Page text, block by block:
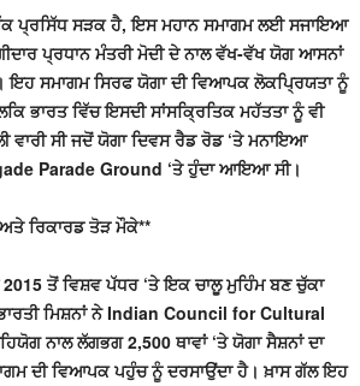
ਪ੍ਰਸਿੱਧ ਸੜਕ ਹੈ, ਇਸ ਮਹਾਨ ਸਮਾਗਮ ਲਈ ਸਜਾਇਆ
ਪ੍ਰਧਾਨ ਮੰਤਰੀ ਮੋਦੀ ਦੇ ਨਾਲ ਵੱਖ-ਵੱਖ ਯੋਗ ਆਸਨਾਂ
ਸਮਾਗਮ ਸਿਰਫ ਯੋਗਾ ਦੀ ਵਿਆਪਕ ਲੋਕਪ੍ਰਿਯਤਾ ਨੂੰ
ਭਾਰਤ ਵਿੱਚ ਇਸਦੀ ਸਾਂਸਕ੍ਰਿਤਿਕ ਮਹੱਤਤਾ ਨੂੰ ਵੀ
ਵਾਰੀ ਸੀ ਜਦੋਂ ਯੋਗਾ ਦਿਵਸ ਰੈਡ ਰੋਡ ‘ਤੇ ਮਨਾਇਆ
Parade Ground ‘ਤੇ ਹੁੰਦਾ ਆਇਆ ਸੀ।
ਅਤੇ ਰਿਕਾਰਡ ਤੋੜ ਮੌਕੇ**
ਤੋਂ ਵਿਸ਼ਵ ਪੱਧਰ ‘ਤੇ ਇਕ ਚਾਲੂ ਮੁਹਿੰਮ ਬਣ ਚੁੱਕਾ
ਮਿਸ਼ਨਾਂ ਨੇ Indian Council for Cultural
ਨਾਲ ਲੱਗਭਗ 2,500 ਥਾਵਾਂ ‘ਤੇ ਯੋਗਾ ਸੈਸ਼ਨਾਂ ਦਾ
ਦੀ ਵਿਆਪਕ ਪਹੁੰਚ ਨੂੰ ਦਰਸਾਉਂਦਾ ਹੈ। ਖ਼ਾਸ ਗੱਲ ਇਹ